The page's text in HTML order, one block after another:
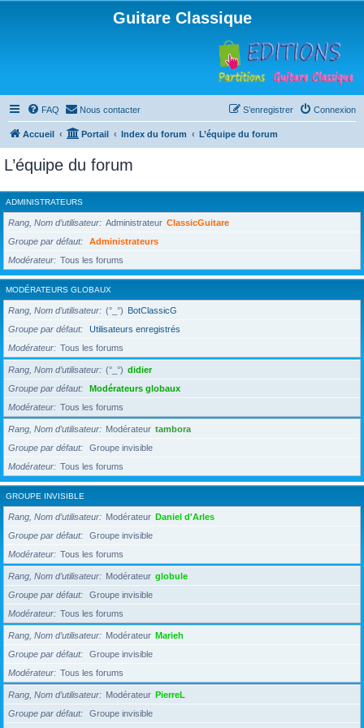
Guitare Classique
FAQ Nous contacter Connexion
S’enregistrer
Accueil Portail Index du forum L’équipe du forum
L’équipe du forum
ADMINISTRATEURS
Rang, Nom d’utilisateur Administrateur ClassicGuitare
Groupe par défaut
Administrateurs
Modérateur
Tous les forums
MODÉRATEURS GLOBAUX
Rang, Nom d’utilisateur (°_°) BotClassicG
Groupe par défaut
Utilisateurs enregistrés
Modérateur
Tous les forums
Rang, Nom d’utilisateur (°_°) didier
Groupe par défaut
Modérateurs globaux
Modérateur
Tous les forums
Rang, Nom d’utilisateur Modérateur tambora
Groupe par défaut
Groupe invisible
Modérateur
Tous les forums
GROUPE INVISIBLE
Rang, Nom d’utilisateur Modérateur Daniel d'Arles
Groupe par défaut
Groupe invisible
Modérateur
Tous les forums
Rang, Nom d’utilisateur Modérateur globule
Groupe par défaut
Groupe invisible
Modérateur
Tous les forums
Rang, Nom d’utilisateur Modérateur Marieh
Groupe par défaut
Groupe invisible
Modérateur
Tous les forums
Rang, Nom d’utilisateur Modérateur PierreL
Groupe par défaut
Groupe invisible